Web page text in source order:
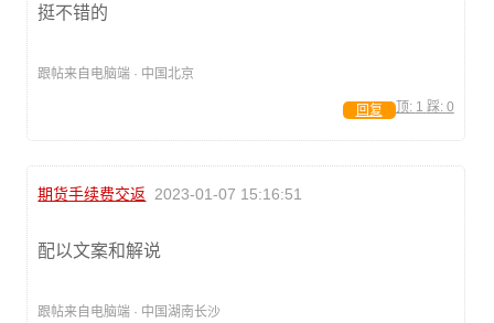
挺不错的
跟帖来自电脑端 · 中国北京
顶: 1 踩: 0
回复
期货手续费交返 2023-01-07 15:16:51
配以文案和解说
跟帖来自电脑端 · 中国湖南长沙